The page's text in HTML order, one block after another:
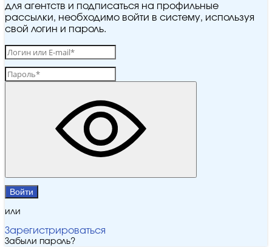
для агентств и подписаться на профильные
рассылки, необходимо войти в систему, используя
свой логин и пароль.
Войти
или
Зарегистрироваться
Забыли пароль?